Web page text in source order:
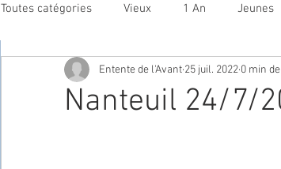
Toutes catégories Vieux 1 An Jeunes
Nanteuil 24/7/
Entente de l'Avant 25 juil. 2022 0 min